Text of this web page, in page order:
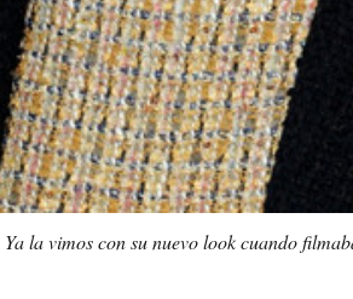
Ya la vimos con su nuevo look cuando